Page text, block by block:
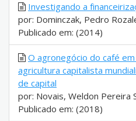
Investigando a
por: Dominczak, Pedro
Publicado em: (2014)
O agronegócio do café
agricultura capitalista
de capital
por: Novais, Weldon Pereira
Publicado em: (2018)